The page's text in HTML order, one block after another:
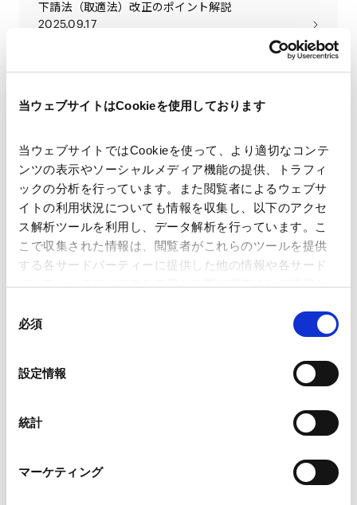
当ウェブサイトはCookieを使用しております
当ウェブサイトではCookieを使って、より適切なコンテ
ンツの表示やソーシャルメディア機能の提供、トラフィ
ックの分析を行っています。また閲覧者によるウェブサ
イトの利用状況についても情報を収集し、以下のアクセ
ス解析ツールを利用し、データ解析を行っています。こ
こで収集された情報は、閲覧者がこれらのツールを提供
する各サードパーティーに提供した他の情報や各サード
パーティーのサービスを使用した際に収集された情報と
ことがあります。
Google Analytics利用規約（
Marketo
外部サイト）
LinkedIn プライバシーポリシー（
必須
設定情報
統計
マーケティング
下請法（取適法）改正のポイント解説
2025.09.17
2025.08.28
独占禁止法および下請法規制等の動向
2025.07.25
"Exploitative abuse of dominance and bargaining
power" at the IBA Competition Mid-Year
Conference
Ctrl + Regulate + Delete? Antitrust in the AI era /
Mid-Year Conference
2025.06.12
独占禁止法および下請法規制の動向と企業が取るべき
2025.05.28